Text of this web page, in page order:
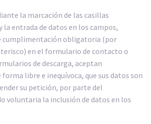
la marcación de las casillas
la entrada de datos en los campos,
cumplimentación obligatoria (por
en el formulario de contacto o
de descarga, aceptan
libre e inequívoca, que sus datos son
su petición, por parte del
voluntaria la inclusión de datos en los